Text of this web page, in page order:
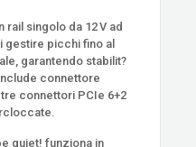
singolo da 12 V ad
gestire picchi fino al
garantendo stabilit?
connettore
tre connettori PCIe 6+2
quiet! funziona in